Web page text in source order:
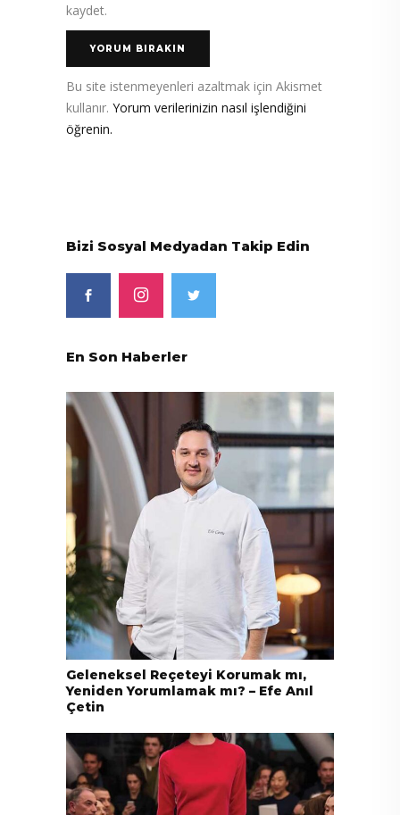
kaydet.
Bu site istenmeyenleri azaltmak için Akismet
kullanır. Yorum verilerinizin nasıl işlendiğini
öğrenin.
Bizi Sosyal Medyadan Takip Edin
En Son Haberler
Geleneksel Reçeteyi Korumak mı,
Yeniden Yorumlamak mı? – Efe Anıl
Çetin